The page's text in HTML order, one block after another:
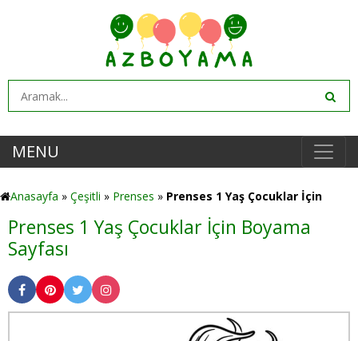
MENU
Anasayfa » Çeşitli » Prenses » Prenses 1 Yaş Çocuklar İçin
Prenses 1 Yaş Çocuklar İçin Boyama
Sayfası